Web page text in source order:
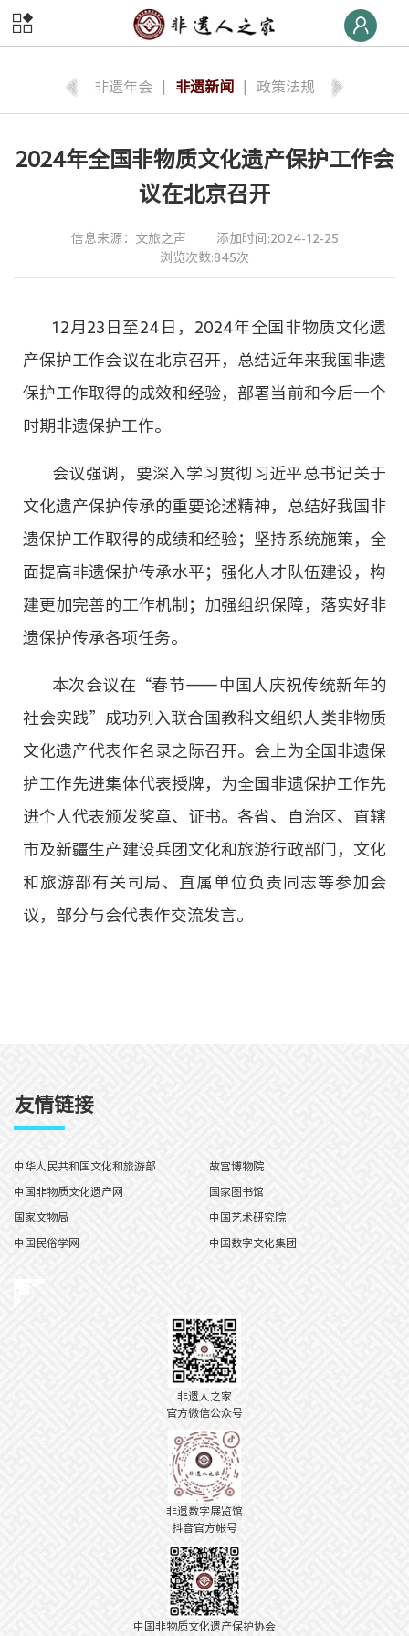
首页
快线
非遗 大学堂
非遗大集
非遗 后援团
非遗年会 非遗新闻 政策法规
2024年全国非物质文化遗产保护工作会
议在北京召开
信息来源：文旅之声
添加时间:2024-12-25
浏览次数:845次
12月23日至24日，2024年全国非物质文化遗
产保护工作会议在北京召开，总结近年来我国非遗
保护工作取得的成效和经验，部署当前和今后一个
时期非遗保护工作。
会议强调，要深入学习贯彻习近平总书记关于
文化遗产保护传承的重要论述精神，总结好我国非
遗保护工作取得的成绩和经验；坚持系统施策，全
面提高非遗保护传承水平；强化人才队伍建设，构
建更加完善的工作机制；加强组织保障，落实好非
遗保护传承各项任务。
本次会议在“春节——中国人庆祝传统新年的
社会实践”成功列入联合国教科文组织人类非物质
文化遗产代表作名录之际召开。会上为全国非遗保
护工作先进集体代表授牌，为全国非遗保护工作先
进个人代表颁发奖章、证书。各省、自治区、直辖
市及新疆生产建设兵团文化和旅游行政部门，文化
和旅游部有关司局、直属单位负责同志等参加会
议，部分与会代表作交流发言。
友情链接
中华人民共和国文化和旅游部 故宫博物院
中国非物质文化遗产网 国家图书馆
国家文物局 中国艺术研究院
中国民俗学网 中国数字文化集团
非遗人之家
官方微信公众号
非遗数字展览馆
抖音官方帐号
中国非物质文化遗产保护协会